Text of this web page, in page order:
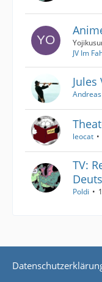
JV Im
Andreas
leocat
TV:
Poldi